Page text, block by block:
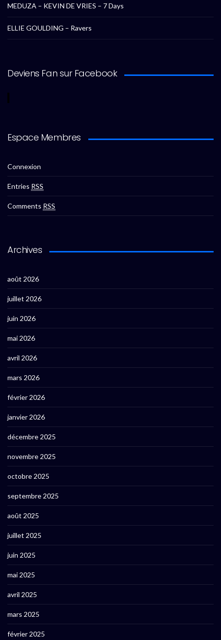
MEDUZA – KEVIN DE VRIES – 7 Days
ELLIE GOULDING – Ravers
Deviens Fan sur Facebook
Espace Membres
Connexion
Entries RSS
Comments RSS
Archives
août 2026
juillet 2026
juin 2026
mai 2026
avril 2026
mars 2026
février 2026
janvier 2026
décembre 2025
novembre 2025
octobre 2025
septembre 2025
août 2025
juillet 2025
juin 2025
mai 2025
avril 2025
mars 2025
février 2025